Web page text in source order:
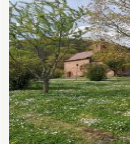
Carl
am
14.07.2024
in
der
Nikolauskapelle